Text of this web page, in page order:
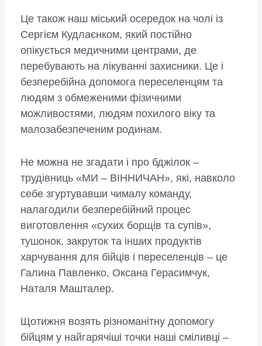
Це також наш міський осередок на чолі із
Сергієм Кудлаєнком, який постійно
опікується медичними центрами, де
перебувають на лікуванні захисники. Це і
безперебійна допомога переселенцям та
людям з обмеженими фізичними
можливостями, людям похилого віку та
малозабезпеченим родинам.
Не можна не згадати і про бджілок –
трудівниць «МИ – ВІННИЧАН», які, навколо
себе згуртувавши чималу команду,
налагодили безперебійний процес
виготовлення «сухих борщів та супів»,
тушонок, закруток та інших продуктів
харчування для бійців і переселенців – це
Галина Павленко, Оксана Герасимчук,
Наталя Машталер.
Щотижня возять різноманітну допомогу
бійцям у найгарячіші точки наші сміливці –